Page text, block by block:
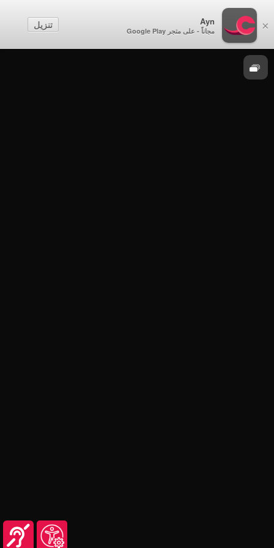
×
Ayn
مجاناً - على متجر Google Play
تنزيل
مؤتمرات وفعاليات
موسم 2017